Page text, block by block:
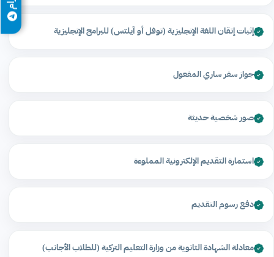
إثبات إتقان اللغة الإنجليزية (توفل أو آيلتس) للبرامج الإنجليزية
جواز سفر ساري المفعول
صور شخصية حديثة
استمارة التقديم الإلكترونية المملوءة
دفع رسوم التقديم
معادلة الشهادة الثانوية من وزارة التعليم التركية (للطلاب الأجانب)